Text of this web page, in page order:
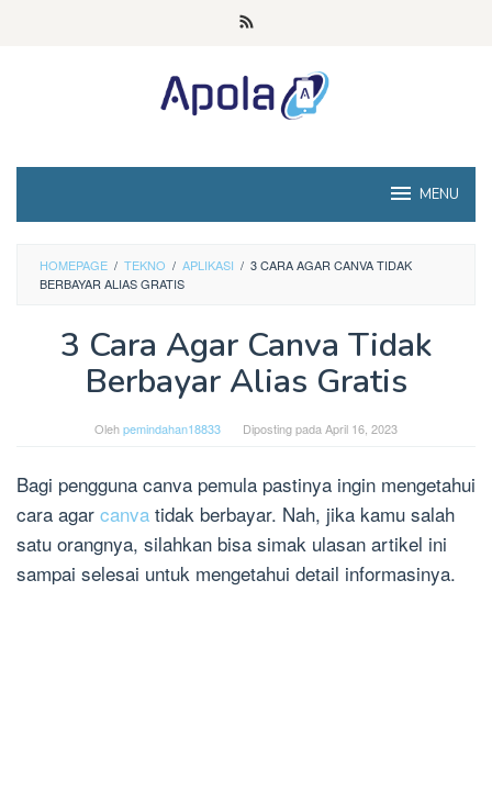
MENU
HOMEPAGE / TEKNO / APLIKASI / 3 CARA AGAR CANVA TIDAK
BERBAYAR ALIAS GRATIS
3 Cara Agar Canva Tidak
Berbayar Alias Gratis
Olehpemindahan18833 Diposting pada April 16, 2023
Bagi pengguna canva pemula pastinya ingin mengetahui
cara agar canva tidak berbayar. Nah, jika kamu salah
satu orangnya, silahkan bisa simak ulasan artikel ini
sampai selesai untuk mengetahui detail informasinya.